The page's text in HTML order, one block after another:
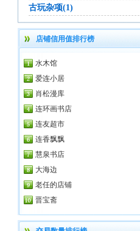
古玩杂项(1)
店铺信用值排行榜
水木馆
爱连小居
肖松漫库
连环画书店
连友超市
连香飘飘
慧泉书店
大海边
老任的店铺
晋宝斋